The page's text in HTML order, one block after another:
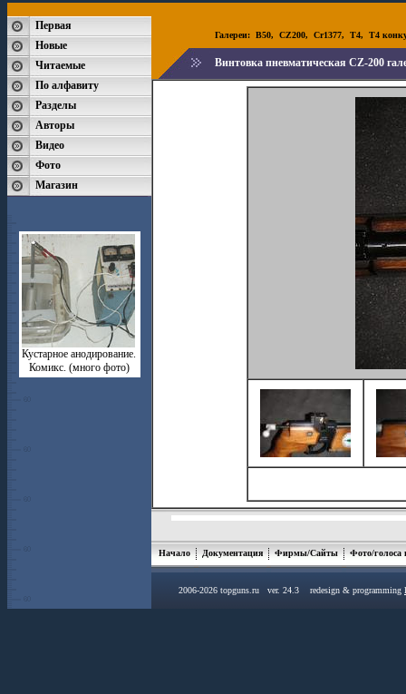
Первая
Новые
Читаемые
По алфавиту
Разделы
Авторы
Видео
Фото
Магазин
Кустарное анодирование.
Комикс. (много фото)
Галереи: B50, CZ200, Cr1377, T4, T4
Винтовка пневматическая CZ-200
Начало Документация Фирмы/Сайты Фото/голоса
2006-2026 topguns.ru ver. 24.3 redesign & programming